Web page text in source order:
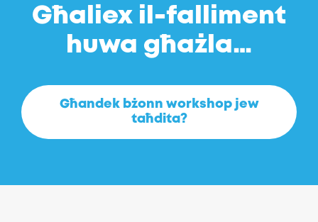
Għaliex il-falliment
huwa għażla…
Għandek bżonn workshop jew
taħdita?